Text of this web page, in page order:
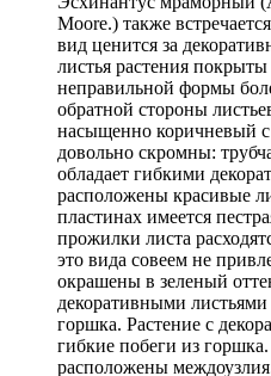
Moore.) также
вид ценится за
листья растения
неправильной формы
обратной стороны
насыщенно коричневый
довольно скромны:
обладает гибкими
расположены красивые
пластинах имеется
прожилки листа
это вида совеем не
окрашены в зеленый
декоративными
горшка. Растение с
гибкие побеги из
расположены